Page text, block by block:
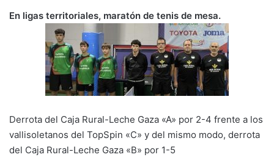
En ligas territoriales, maratón de tenis de mesa.
Derrota del Caja Rural-Leche Gaza «A» por 2-4 frente a los
vallisoletanos del TopSpin «C» y del mismo modo, derrota
del Caja Rural-Leche Gaza «B» por 1-5